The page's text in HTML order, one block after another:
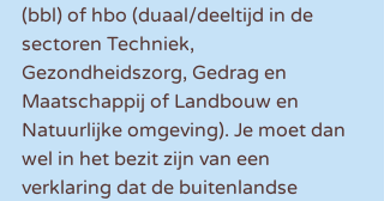
(bbl) of hbo (duaal/deeltijd in de
sectoren Techniek,
Gezondheidszorg, Gedrag en
Maatschappij of Landbouw en
Natuurlijke omgeving). Je moet dan
wel in het bezit zijn van een
verklaring dat de buitenlandse